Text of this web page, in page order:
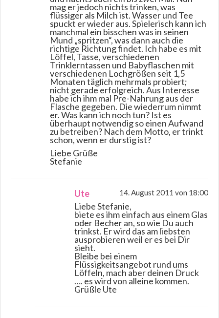
mag er jedoch nichts trinken, was
flüssiger als Milch ist. Wasser und Tee
spuckt er wieder aus. Spielerisch kann ich
manchmal ein bisschen was in seinen
Mund „spritzen“, was dann auch die
richtige Richtung findet. Ich habe es mit
Löffel, Tasse, verschiedenen
Trinklerntassen und Babyflaschen mit
verschiedenen Lochgrößen seit 1,5
Monaten täglich mehrmals probiert;
nicht gerade erfolgreich. Aus Interesse
habe ich ihm mal Pre-Nahrung aus der
Flasche gegeben. Die wiederrum nimmt
er. Was kann ich noch tun? Ist es
überhaupt notwendig so einen Aufwand
zu betreiben? Nach dem Motto, er trinkt
schon, wenn er durstig ist?
Liebe Grüße
Stefanie
Ute 14. August 2011 von 18:00
Liebe Stefanie,
biete es ihm einfach aus einem Glas
oder Becher an, so wie Du auch
trinkst. Er wird das am liebsten
ausprobieren weil er es bei Dir
sieht.
Bleibe bei einem
Flüssigkeitsangebot rund ums
Löffeln, mach aber deinen Druck
…. es wird von alleine kommen.
Grüßle Ute